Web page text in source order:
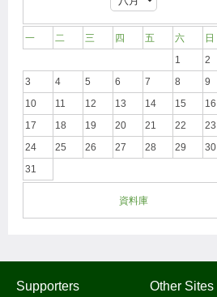
一 二 三 四 五 六
日
1
2
3
4 5 6 7 8
9
10
11 12 13 14 15
16
17
18 19 20 21 22
23
24
25 26 27 28 29
30
31
資料庫
Supporters Other Sites